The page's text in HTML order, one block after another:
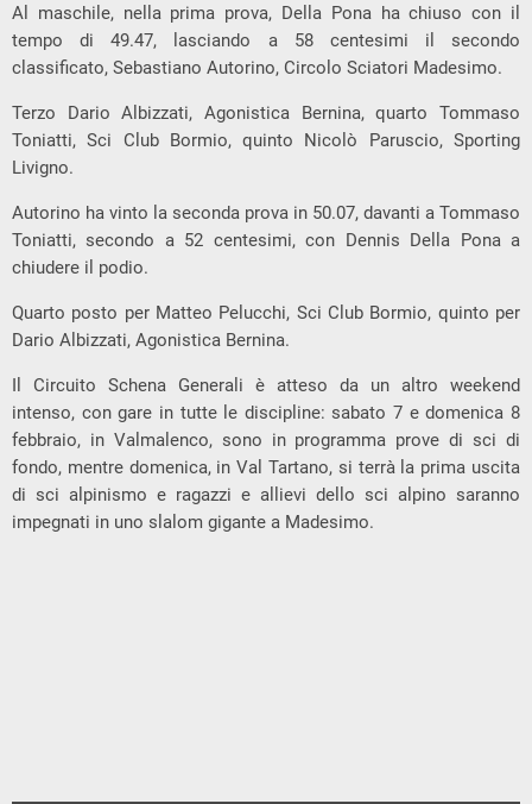
Al maschile, nella prima prova, Della Pona ha chiuso con il
tempo di 49.47, lasciando a 58 centesimi il secondo
classificato, Sebastiano Autorino, Circolo Sciatori Madesimo.
Terzo Dario Albizzati, Agonistica Bernina, quarto Tommaso
Toniatti, Sci Club Bormio, quinto Nicolò Paruscio, Sporting
Livigno.
Autorino ha vinto la seconda prova in 50.07, davanti a Tommaso
Toniatti, secondo a 52 centesimi, con Dennis Della Pona a
chiudere il podio.
Quarto posto per Matteo Pelucchi, Sci Club Bormio, quinto per
Dario Albizzati, Agonistica Bernina.
Il Circuito Schena Generali è atteso da un altro weekend
intenso, con gare in tutte le discipline: sabato 7 e domenica 8
febbraio, in Valmalenco, sono in programma prove di sci di
fondo, mentre domenica, in Val Tartano, si terrà la prima uscita
di sci alpinismo e ragazzi e allievi dello sci alpino saranno
impegnati in uno slalom gigante a Madesimo.